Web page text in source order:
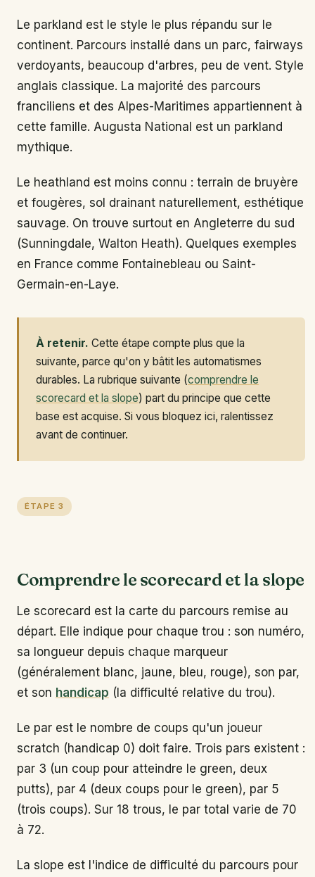
Le parkland est le style le plus répandu sur le
continent. Parcours installé dans un parc, fairways
verdoyants, beaucoup d'arbres, peu de vent. Style
anglais classique. La majorité des parcours
franciliens et des Alpes-Maritimes appartiennent à
cette famille. Augusta National est un parkland
mythique.
Le heathland est moins connu : terrain de bruyère
et fougères, sol drainant naturellement, esthétique
sauvage. On trouve surtout en Angleterre du sud
(Sunningdale, Walton Heath). Quelques exemples
en France comme Fontainebleau ou Saint-
Germain-en-Laye.
À retenir. Cette étape compte plus que la
suivante, parce qu'on y bâtit les automatismes
durables. La rubrique suivante (comprendre le
scorecard et la slope) part du principe que cette
base est acquise. Si vous bloquez ici, ralentissez
avant de continuer.
ÉTAPE 3
Comprendre le scorecard et la slope
Le scorecard est la carte du parcours remise au
départ. Elle indique pour chaque trou : son numéro,
sa longueur depuis chaque marqueur
(généralement blanc, jaune, bleu, rouge), son par,
et son handicap (la difficulté relative du trou).
Le par est le nombre de coups qu'un joueur
scratch (handicap 0) doit faire. Trois pars existent :
par 3 (un coup pour atteindre le green, deux
putts), par 4 (deux coups pour le green), par 5
(trois coups). Sur 18 trous, le par total varie de 70
à 72.
La slope est l'indice de difficulté du parcours pour